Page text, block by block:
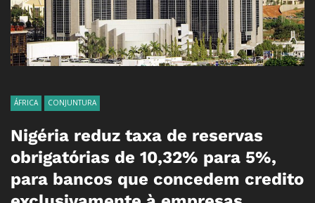
ÁFRICA CONJUNTURA
Nigéria reduz taxa de reservas
obrigatórias de 10,32% para 5%,
para bancos que concedem credito